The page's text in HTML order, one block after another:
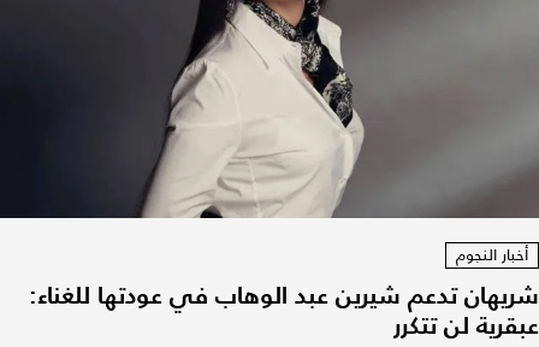
أخبار النجوم
شريهان تدعم شيرين عبد الوهاب في عودتها للغناء:
عبقرية لن تتكرر